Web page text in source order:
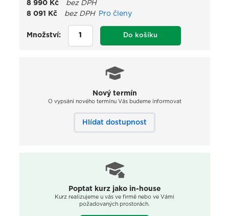
8 990 Kč
bez DPH
Pro členy
8 091 Kč bez DPH
Množství: Do košíku
Nový termín
O vypsání nového termínu Vás budeme informovat
Hlídat dostupnost
Poptat kurz jako in-house
Kurz realizujeme u vás ve firmě nebo ve Vámi
požadovaných prostorách.